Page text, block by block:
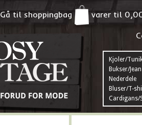
Gå til shoppingbag varer til
Kjoler/
Bukser/
Nederdele
Bluser/T-
Cardigans/